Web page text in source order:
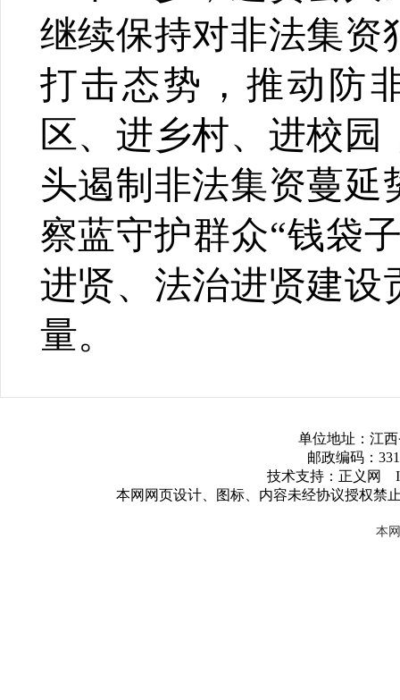
继续保持对非法集资
打击态势，推动防
区、进乡村、进校园
头遏制非法集资蔓延
察蓝守护群众“钱袋
进贤、法治进贤建设
量。
单位地址：江
邮政编码：
技术支持：正义网
本网网页设计、图标、内容未经协议授权禁
本